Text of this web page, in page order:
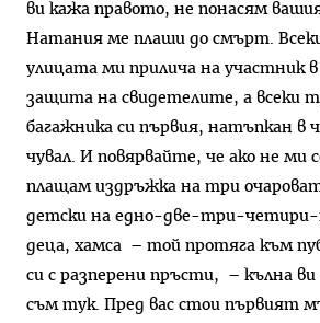
ви кажа правото, не понасям
Натания ме плаши до смърт.
улицата ми прилича на участник
защита на свидетелите, а всеки
багажника си първия, натъпкан в
чувал. И повярвайте, че ако не ми
плащам издръжка на три
детски на едно-две-три-
деца, хамса – той протяга към
си с разперени пръсти, – кълна
съм тук. Пред вас стои първият